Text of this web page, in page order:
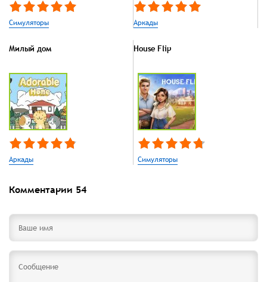
Симуляторы Аркады
Милый дом
Аркады
House Flip
Симуляторы
Комментарии 54